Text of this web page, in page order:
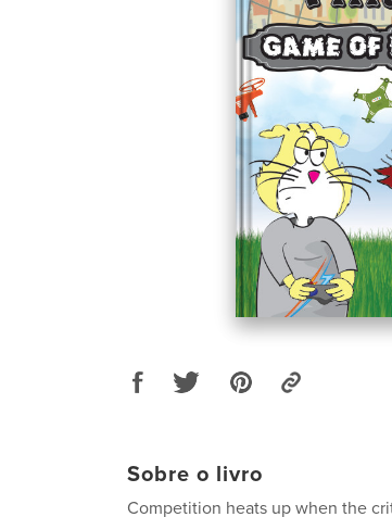
Sobre o livro
Competition heats up when the